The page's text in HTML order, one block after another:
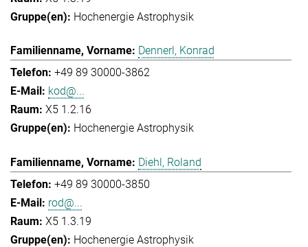
Hochenergie Astrophysik
Dennerl, Konrad
+49 89 30000-3862
kod@...
X5 1.2.16
Hochenergie Astrophysik
Diehl, Roland
+49 89 30000-3850
rod@...
X5 1.3.19
Hochenergie Astrophysik